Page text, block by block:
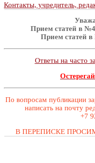
Контакты, учредитель,
Прием статей в
Прием статей в
Ответы на часто
По вопросам публикации
написать на почту
+7
В ПЕРЕПИСКЕ